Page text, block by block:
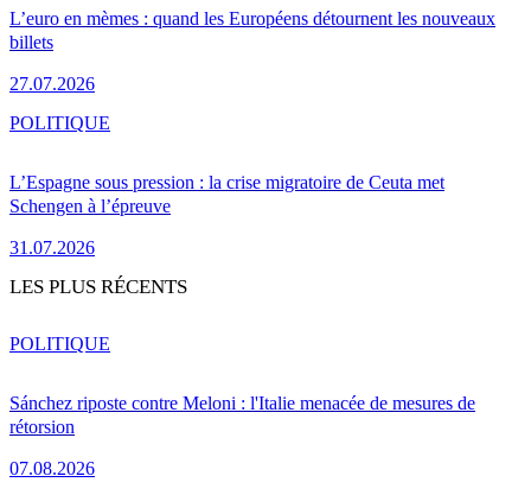
L’euro en mèmes : quand les Européens détournent les nouveaux
billets
27.07.2026
L’Espagne sous pression : la crise migratoire de Ceuta met
Schengen à l’épreuve
31.07.2026
POLITIQUE
LES PLUS RÉCENTS
Sánchez riposte contre Meloni : l'Italie menacée de mesures de
rétorsion
07.08.2026
POLITIQUE